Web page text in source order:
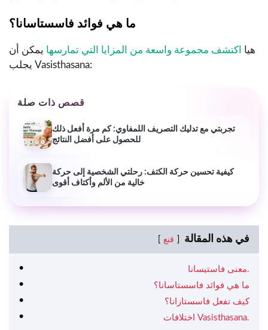
ما هي فوائد فاسستاسانا؟
هيا اكتشف مجموعة واسعة من المزايا التي تمارسها يمكن أن
يجلب Vasisthasana:
قصص ذات صلة
تجربتي مع تدليك التصريف اللمفاوي: كم مرة أفعل ذلك
للحصول على أفضل النتائج
كيفية تحسين حركة الكتف: رحلتي الشخصية إلى حركة
خالية من الألم وأكتاف أقوى
في هذه المقالة قنع
معنى فاستيسانا.
ما هي فوائد فاسستاسانا؟
كيف تفعل فاسستازانا؟
اختلافات Vasisthasana.